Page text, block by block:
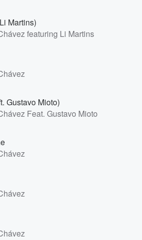
Martins)
featuring Li Martins
Gustavo Mioto)
Feat. Gustavo Mioto